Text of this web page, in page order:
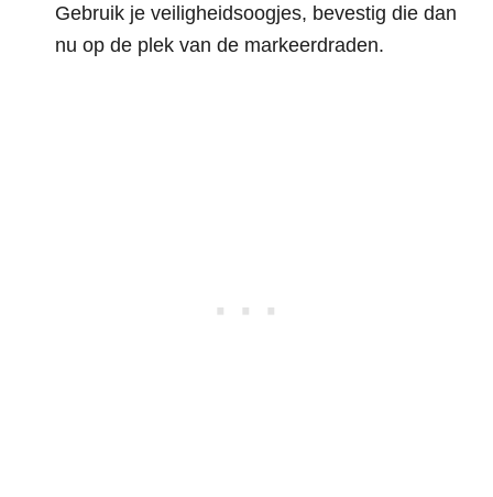
Gebruik je veiligheidsoogjes, bevestig die dan
nu op de plek van de markeerdraden.